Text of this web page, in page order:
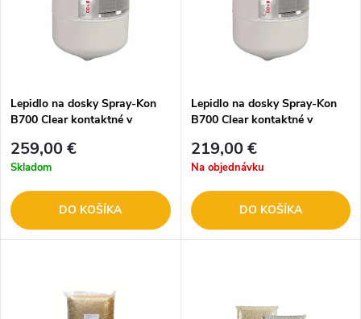
Lepidlo na dosky Spray-Kon
B700 Clear kontaktné v
259,00 €
Skladom
DO KOŠÍKA
Lepidlo na dosky Spray-Kon
B700 Clear kontaktné v
219,00 €
Na objednávku
DO KOŠÍKA